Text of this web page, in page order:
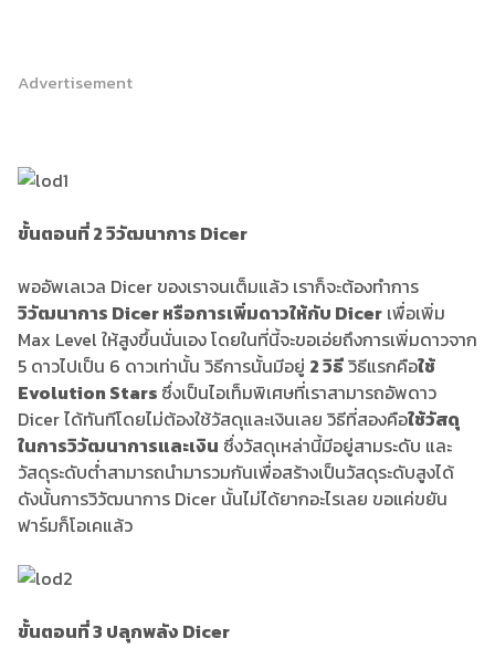
Advertisement
ขั้นตอนที่ 2 วิวัฒนาการ Dicer
พออัพเลเวล Dicer ของเราจนเต็มแล้ว เราก็จะต้องทำการ
วิวัฒนาการ Dicer หรือการเพิ่มดาวให้กับ Dicer เพื่อเพิ่ม
Max Level ให้สูงขึ้นนั่นเอง โดยในที่นี้จะขอเอ่ยถึงการเพิ่มดาวจาก
5 ดาวไปเป็น 6 ดาวเท่านั้น วิธีการนั้นมีอยู่ 2 วิธีวิธีแรกคือใช้
Evolution Stars ซึ่งเป็นไอเท็มพิเศษที่เราสามารถอัพดาว
Dicer ได้ทันทีโดยไม่ต้องใช้วัสดุและเงินเลย วิธีที่สองคือใช้วัสดุ
ในการวิวัฒนาการและเงิน ซึ่งวัสดุเหล่านี้มีอยู่สามระดับ และ
วัสดุระดับต่ำสามารถนำมารวมกันเพื่อสร้างเป็นวัสดุระดับสูงได้
ดังนั้นการวิวัฒนาการ Dicer นั้นไม่ได้ยากอะไรเลย ขอแค่ขยัน
ฟาร์มก็โอเคแล้ว
ขั้นตอนที่ 3 ปลุกพลัง Dicer